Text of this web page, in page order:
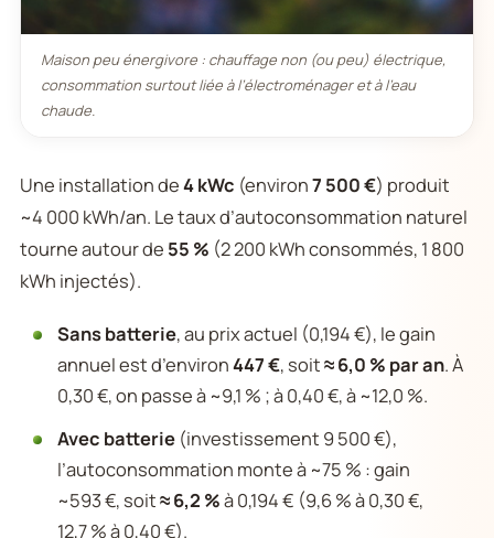
Maison peu énergivore : chauffage non (ou peu) électrique,
consommation surtout liée à l’électroménager et à l’eau
chaude.
Une installation de4 kWc (environ7 500 €) produit
~4 000 kWh/an. Le taux d’autoconsommation naturel
tourne autour de 55 % (2 200 kWh consommés, 1 800
kWh injectés).
Sans batterie, au prix actuel (0,194 €), le gain
annuel est d’environ447 €, soit≈ 6,0 % par an. À
0,30 €, on passe à ~9,1 % ; à 0,40 €, à ~12,0 %.
Avec batterie (investissement 9 500 €),
l’autoconsommation monte à ~75 % : gain
~593 €, soit≈ 6,2 %à 0,194 € (9,6 % à 0,30 €,
12,7 % à 0,40 €).